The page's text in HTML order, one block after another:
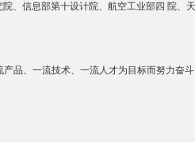
信息部第十设计院、航空工业部四 院、
品、一流技术、一流人才为目标而努力奋